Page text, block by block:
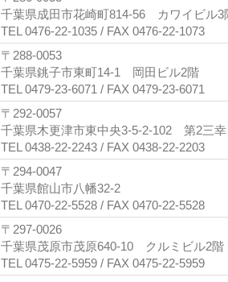
千葉県成田市花崎町814-56 カワイビル3
TEL 0476-22-1035 / FAX 0476-22-1073
〒288-0053
千葉県銚子市東町14-1 岡田ビル2階
TEL 0479-23-6071 / FAX 0479-23-6071
〒292-0057
千葉県木更津市東中央3-5-2-102 第2三
TEL 0438-22-2243 / FAX 0438-22-2203
〒294-0047
千葉県館山市八幡32-2
TEL 0470-22-5528 / FAX 0470-22-5528
〒297-0026
千葉県茂原市茂原640-10 クルミビル2階
TEL 0475-22-5959 / FAX 0475-22-5959